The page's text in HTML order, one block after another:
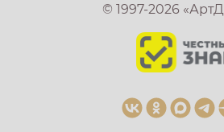
© 1997-2026